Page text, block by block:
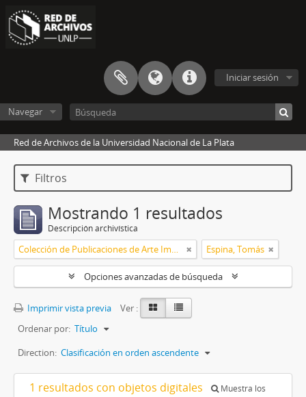
Iniciar sesión
Navegar
Red de Archivos de la Universidad Nacional de La Plata
Filtros
Mostrando 1 resultados
Descripción archivística
Colección de Publicaciones de Arte Impreso Espina, Tomás
Opciones avanzadas de búsqueda
Imprimir vista previa
Ver :
Ordenar por: Título
Direction: Clasificación en orden ascendente
1 resultados con objetos digitales
Muestra los